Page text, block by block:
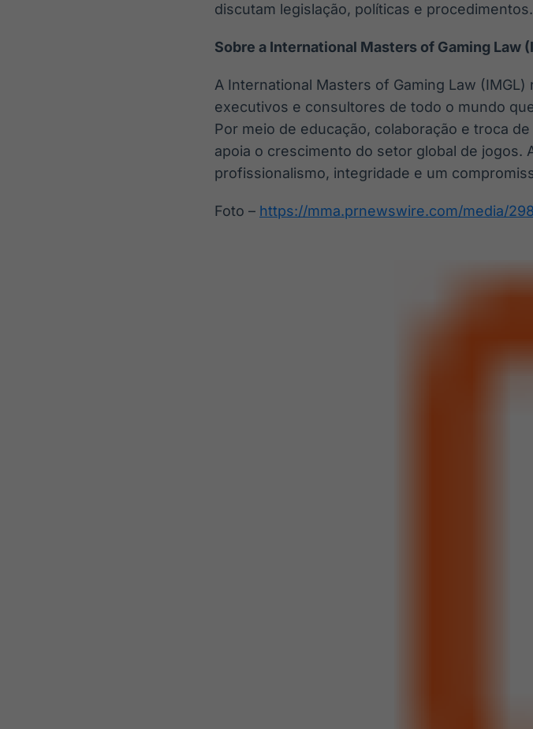
discutam legislação, políticas e procedimentos.
Sobre a International Masters of Gaming Law
A International Masters of Gaming Law
executivos e consultores de todo o mundo
Por meio de educação, colaboração e troca
apoia o crescimento do setor global de jogos.
profissionalismo, integridade e um
Foto – https://mma.prnewswire.com/media/